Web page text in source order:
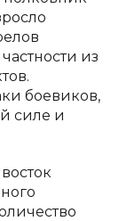
из
боевиков,
силе и